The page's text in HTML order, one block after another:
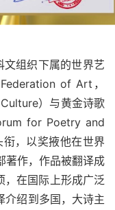
文组织下属的世界艺
of Art ，
） 与黄金诗歌
for Poetry and
，以奖掖他在世界
著作，作品被翻译成
，在国际上形成广泛
介绍到多国，大诗主